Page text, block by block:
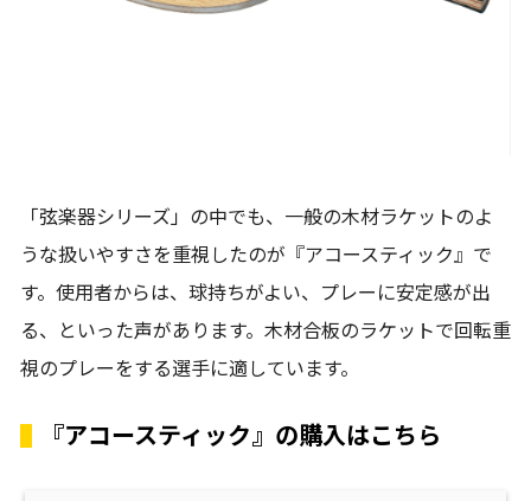
「弦楽器シリーズ」の中でも、一般の木材ラケットのよ
うな扱いやすさを重視したのが『アコースティック』で
す。使用者からは、球持ちがよい、プレーに安定感が出
る、といった声があります。木材合板のラケットで回転重
視のプレーをする選手に適しています。
『アコースティック』の購入はこちら